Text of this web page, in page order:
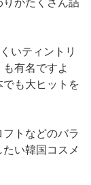
いティントリ
有名ですよ
も大ヒットを
トなどのバラ
い韓国コスメ